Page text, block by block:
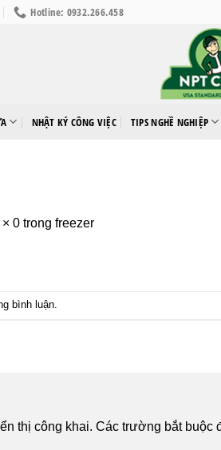
Hotline: 0932.266.458
NHẬT KÝ CÔNG VIỆC TIPS NGHỀ NGHIỆP
× 0 trong freezer
bình luận.
thị công khai. Các trường bắt buộc